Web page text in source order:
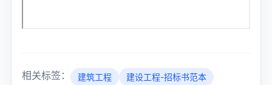
相关标签： 建筑工程 建设工程-招标书范本